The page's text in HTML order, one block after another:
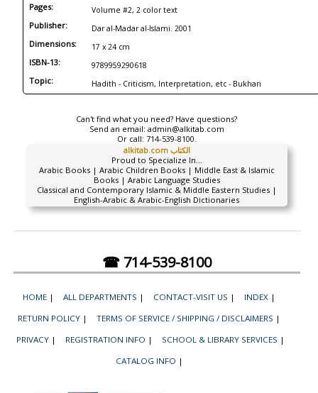
Pages: Volume #2, 2 color text
Publisher: Dar al-Madar al-Islami. 2001
Dimensions: 17 x 24 cm
ISBN-13: 9789959290618
Topic: Hadith - Criticism, Interpretation, etc - Bukhari
Can't find what you need? Have questions?
Send an email: admin@alkitab.com
Or call: 714-539-8100.
alkitab.com الكتاب
Proud to Specialize In...
Arabic Books | Arabic Children Books | Middle East & Islamic
Books | Arabic Language Studies
Classical and Contemporary Islamic & Middle Eastern Studies |
English-Arabic & Arabic-English Dictionaries
☎ 714-539-8100
HOME | ALL DEPARTMENTS | CONTACT-VISIT US | INDEX |
RETURN POLICY | TERMS OF SERVICE / SHIPPING / DISCLAIMERS |
PRIVACY | REGISTRATION INFO | SCHOOL & LIBRARY SERVICES |
CATALOG INFO |